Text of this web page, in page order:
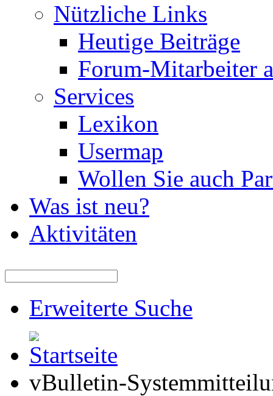
Nützliche Links
Heutige Beiträge
Forum-Mitarbeiter
Services
Lexikon
Usermap
Wollen Sie auch
Was ist neu?
Aktivitäten
Erweiterte Suche
vBulletin-